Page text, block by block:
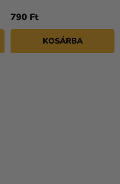
790 Ft
KOSÁRBA